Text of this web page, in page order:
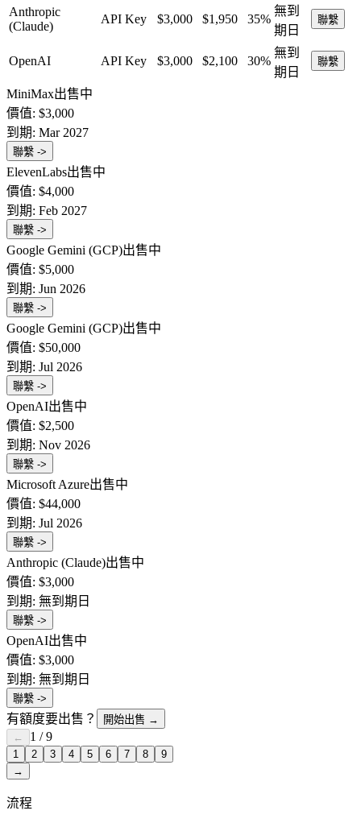
Anthropic
(Claude)
API Key $3,000 $1,950 35%
無到
期日
聯繫
OpenAI API Key $3,000 $2,100 30%
無到
期日
聯繫
MiniMax出售中
價值: $3,000
到期: Mar 2027
聯繫 ->
ElevenLabs出售中
價值: $4,000
到期: Feb 2027
聯繫 ->
Google Gemini (GCP)出售中
價值: $5,000
到期: Jun 2026
聯繫 ->
Google Gemini (GCP)出售中
價值: $50,000
到期: Jul 2026
聯繫 ->
OpenAI出售中
價值: $2,500
到期: Nov 2026
聯繫 ->
Microsoft Azure出售中
價值: $44,000
到期: Jul 2026
聯繫 ->
Anthropic (Claude)出售中
價值: $3,000
到期: 無到期日
聯繫 ->
OpenAI出售中
價值: $3,000
到期: 無到期日
聯繫 ->
有額度要出售？ 開始出售 →
←
1 /9
1 2 3 4 5 6 7 8
9
→
流程